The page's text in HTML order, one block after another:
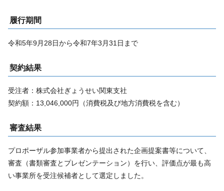
履行期間
令和5年9月28日から令和7年3月31日まで
契約結果
受注者：株式会社ぎょうせい関東支社
契約額：13,046,000円（消費税及び地方消費税を含む）
審査結果
プロポーザル参加事業者から提出された企画提案書等について、
審査（書類審査とプレゼンテーション）を行い、評価点が最も高
い事業所を受注候補者として選定しました。